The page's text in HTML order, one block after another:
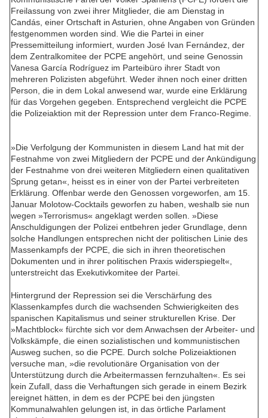
Freilassung von zwei ihrer Mitglieder, die am Dienstag in
Candás, einer Ortschaft in Asturien, ohne Angaben von Gründen
festgenommen worden sind. Wie die Partei in einer
Pressemitteilung informiert, wurden José Ivan Fernández, der
dem Zentralkomitee der PCPE angehört, und seine Genossin
Vanesa García Rodríguez im Parteibüro ihrer Stadt von
mehreren Polizisten abgeführt. Weder ihnen noch einer dritten
Person, die in dem Lokal anwesend war, wurde eine Erklärung
für das Vorgehen gegeben. Entsprechend vergleicht die PCPE
die Polizeiaktion mit der Repression unter dem Franco-Regime.
»Die Verfolgung der Kommunisten in diesem Land hat mit der
Festnahme von zwei Mitgliedern der PCPE und der Ankündigung
der Festnahme von drei weiteren Mitgliedern einen qualitativen
Sprung getan«, heisst es in einer von der Partei verbreiteten
Erklärung. Offenbar werde den Genossen vorgeworfen, am 15.
Januar Molotow-Cocktails geworfen zu haben, weshalb sie nun
wegen »Terrorismus« angeklagt werden sollen. »Diese
Anschuldigungen der Polizei entbehren jeder Grundlage, denn
solche Handlungen entsprechen nicht der politischen Linie des
Massenkampfs der PCPE, die sich in ihren theoretischen
Dokumenten und in ihrer politischen Praxis widerspiegelt«,
unterstreicht das Exekutivkomitee der Partei.
Hintergrund der Repression sei die Verschärfung des
Klassenkampfes durch die wachsenden Schwierigkeiten des
spanischen Kapitalismus und seiner strukturellen Krise. Der
»Machtblock« fürchte sich vor dem Anwachsen der Arbeiter- und
Volkskämpfe, die einen sozialistischen und kommunistischen
Ausweg suchen, so die PCPE. Durch solche Polizeiaktionen
versuche man, »die revolutionäre Organisation von der
Unterstützung durch die Arbeitermassen fernzuhalten«. Es sei
kein Zufall, dass die Verhaftungen sich gerade in einem Bezirk
ereignet hätten, in dem es der PCPE bei den jüngsten
Kommunalwahlen gelungen ist, in das örtliche Parlament